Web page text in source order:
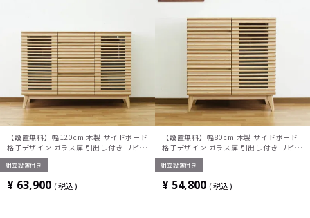
【設置無料】幅120cm 木製 サイドボード
格子デザイン ガラス扉 引出し付き リビン
グボード 収納 北欧風 シンプル ナチュラ
ル ブラウン ルンバブル
組立設置付き
¥ 63,900 税込
【設置無料】幅80cm 木製 サイドボード
格子デザイン ガラス扉 引出し付き リビン
グボード 収納 北欧風 おしゃれ ナチュラ
ル ブラウン ルンバブル
組立設置付き
¥ 54,800 税込